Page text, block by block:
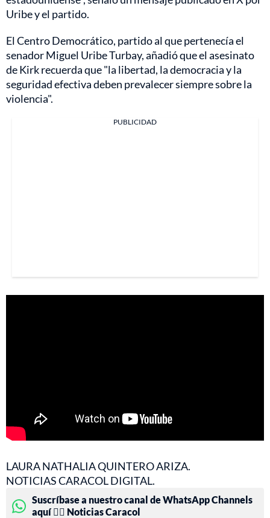
Uribe y el partido.
El Centro Democrático, partido al que pertenecía el
senador Miguel Uribe Turbay, añadió que el asesinato
de Kirk recuerda que "la libertad, la democracia y la
seguridad efectiva deben prevalecer siempre sobre la
violencia".
PUBLICIDAD
LAURA NATHALIA QUINTERO ARIZA.
NOTICIAS CARACOL DIGITAL.
Suscríbase a nuestro canal de WhatsApp Channels
aquí 👉🏻 Noticias Caracol